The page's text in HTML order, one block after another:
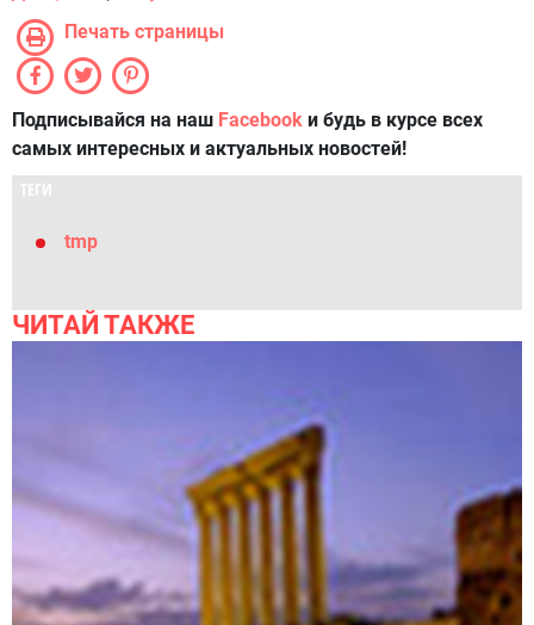
Печать страницы
Подписывайся на наш Facebook и будь в курсе всех
самых интересных и актуальных новостей!
ТЕГИ
tmp
ЧИТАЙ ТАКЖЕ